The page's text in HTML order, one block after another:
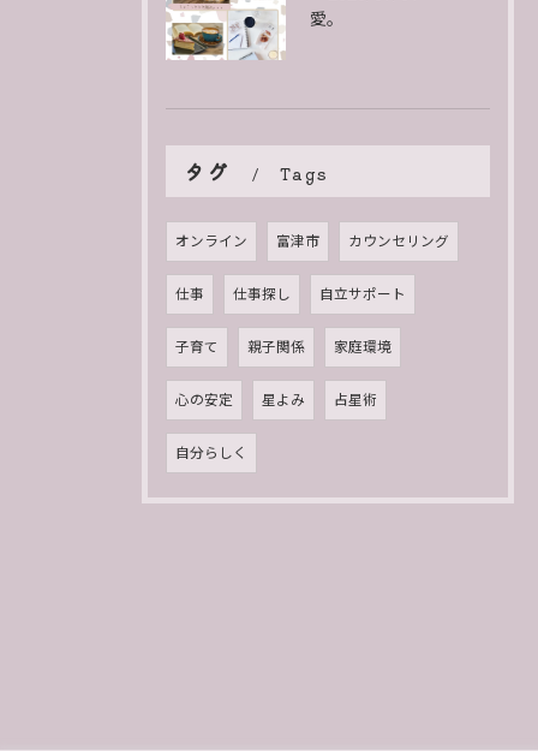
愛。
タグ Tags
オンライン 富津市 カウンセリング
仕事 仕事探し 自立サポート
子育て 親子関係 家庭環境
心の安定 星よみ 占星術
自分らしく